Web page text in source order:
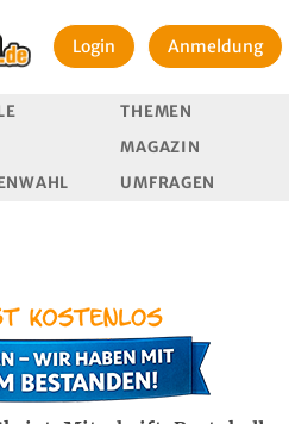
Login Anmeldung
THEMEN
MAGAZIN
UMFRAGEN